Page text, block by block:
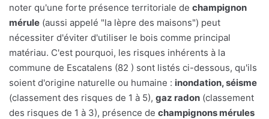
noter qu'une forte présence territoriale de champignon
mérule (aussi appelé "la lèpre des maisons") peut
nécessiter d'éviter d'utiliser le bois comme principal
matériau. C'est pourquoi, les risques inhérents à la
commune de Escatalens (82 ) sont listés ci-dessous, qu'ils
soient d'origine naturelle ou humaine : inondation, séisme
(classement des risques de 1 à 5), gaz radon (classement
des risques de 1 à 3), présence de champignons mérules